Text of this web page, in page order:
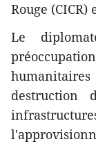
Rouge
Le
destruction